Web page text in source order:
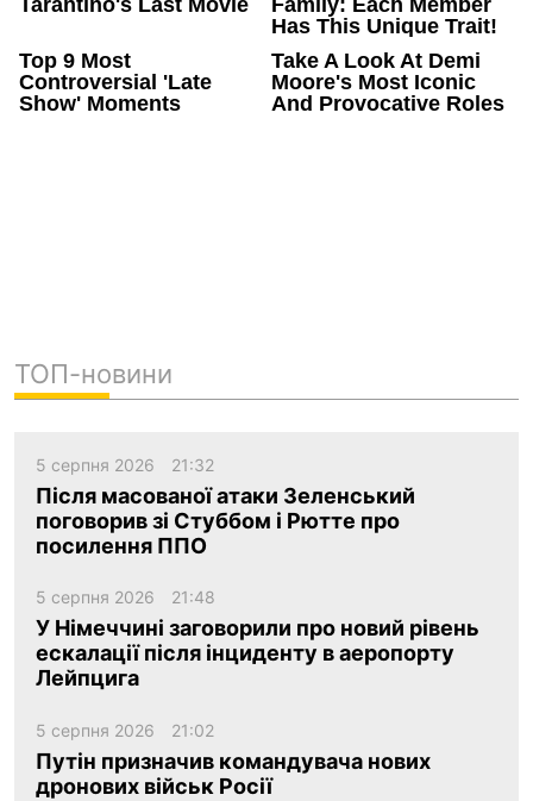
ТОП-новини
5 серпня 2026 21:32
Після масованої атаки Зеленський
поговорив зі Стуббом і Рютте про
посилення ППО
5 серпня 2026 21:48
У Німеччині заговорили про новий рівень
ескалації після інциденту в аеропорту
Лейпцига
5 серпня 2026 21:02
Путін призначив командувача нових
дронових військ Росії